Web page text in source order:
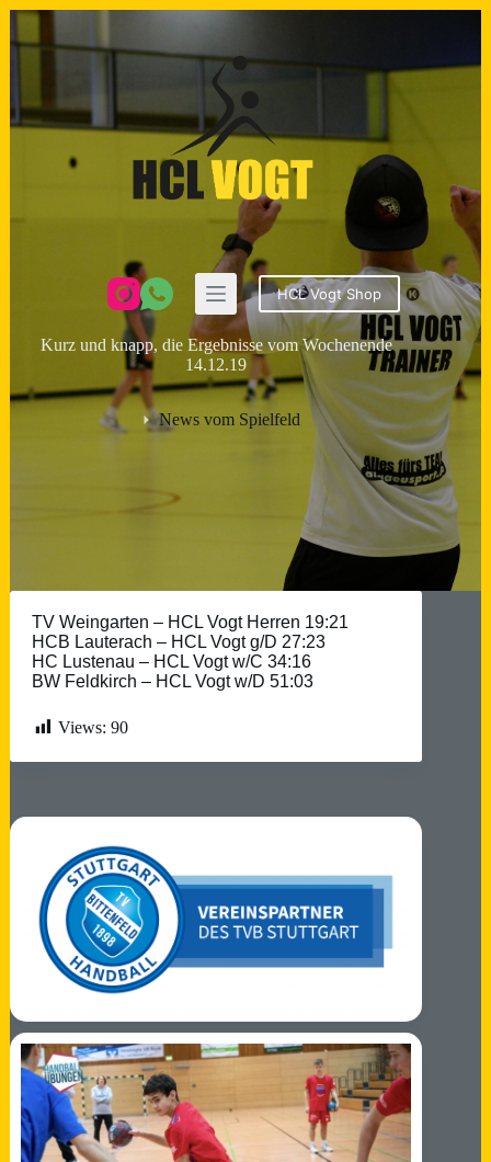
Zum
Inhalt
HCL Vogt Shop
Kurz und knapp, die Ergebnisse vom Wochenende
14.12.19
News vom Spielfeld
TV Weingarten – HCL Vogt Herren 19:21
HCB Lauterach – HCL Vogt g/D 27:23
HC Lustenau – HCL Vogt w/C 34:16
BW Feldkirch – HCL Vogt w/D 51:03
Views: 90